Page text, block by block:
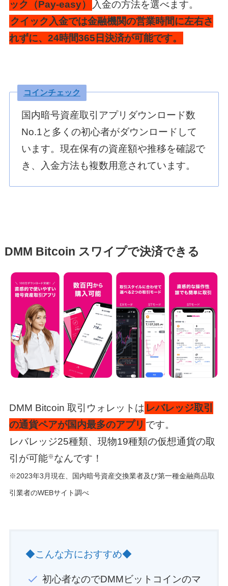
ック（Pay-easy）
入金の方法を選べます。
クイック入金では金融機関の営業時間に左右さ
れずに、24時間365日決済が可能です。
コインチェック
国内暗号資産取引アプリダウンロード数
No.1と多くの初心者がダウンロードして
います。現在保有の資産額や推移を確認で
き、入金方法も複数用意されています。
DMM Bitcoin スワイプで決済できる
DMM Bitcoin 取引ウォレットは レバレッジ取引
の通貨ペアが国内最多のアプリ です。
レバレッジ25種類、現物19種類の仮想通貨の取
引が可能※なんです！
※2023年3月現在、国内暗号資産交換業者及び第一種金融商品取
引業者のWEBサイト調べ
◆こんな方におすすめ◆
初心者なのでDMMビットコインのマ